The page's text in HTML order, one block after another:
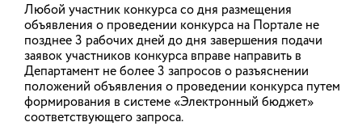
Международный конкурс «Лидер народной
дипломатии»
Проведение ежегодного мониторинга состояния и
развития конкурентной среды на рынках товаров и
услуг Ивановской области за 2022 год
Любой участник конкурса со дня размещения
объявления о проведении конкурса на Портале не
позднее 3 рабочих дней до дня завершения подачи
заявок участников конкурса вправе направить в
Департамент не более 3 запросов о разъяснении
положений объявления о проведении конкурса путем
формирования в системе «Электронный бюджет»
соответствующего запроса.